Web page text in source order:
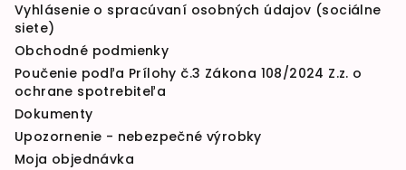
Vyhlásenie o spracúvaní osobných údajov (sociálne
siete)
Obchodné podmienky
Poučenie podľa Prílohy č.3 Zákona 108/2024 Z.z. o
ochrane spotrebiteľa
Dokumenty
Upozornenie - nebezpečné výrobky
Moja objednávka